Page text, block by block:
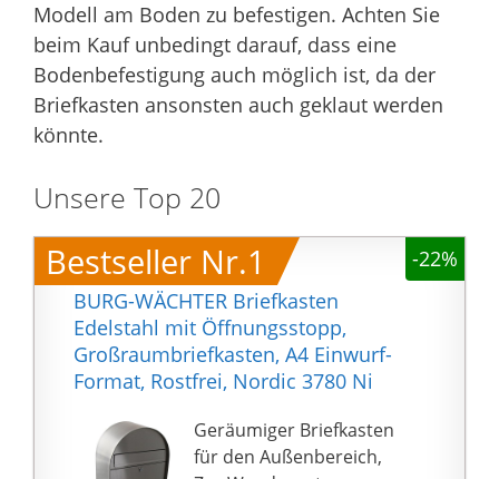
Modell am Boden zu befestigen. Achten Sie
beim Kauf unbedingt darauf, dass eine
Bodenbefestigung auch möglich ist, da der
Briefkasten ansonsten auch geklaut werden
könnte.
Unsere Top 20
Bestseller Nr.1
-22%
BURG-WÄCHTER Briefkasten
Edelstahl mit Öffnungsstopp,
Großraumbriefkasten, A4 Einwurf-
Format, Rostfrei, Nordic 3780 Ni
Geräumiger Briefkasten
für den Außenbereich,